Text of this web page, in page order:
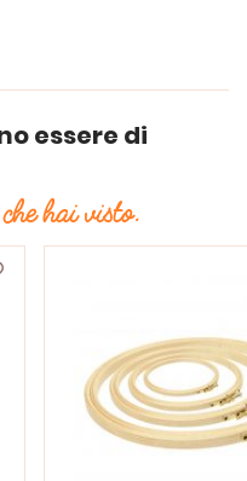
essere di
hai visto.